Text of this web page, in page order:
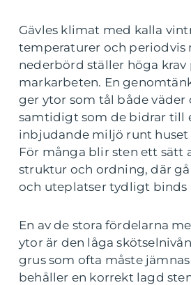
Gävles klimat med kalla
temperaturer och periodvis
nederbörd ställer höga krav
markarbeten. En
ger ytor som tål både väder
samtidigt som de bidrar till
inbjudande miljö runt huset
För många blir sten ett sätt
struktur och ordning, där
och uteplatser tydligt binds
En av de stora fördelarna
ytor är den låga
grus som ofta måste
behåller en korrekt lagd